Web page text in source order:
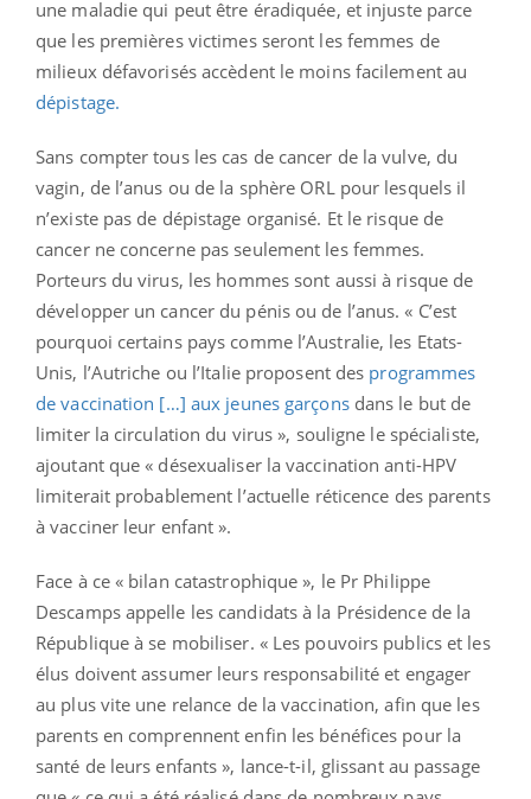
une maladie qui peut être éradiquée, et injuste parce
que les premières victimes seront les femmes de
milieux défavorisés accèdent le moins facilement au
dépistage.
Sans compter tous les cas de cancer de la vulve, du
vagin, de l’anus ou de la sphère ORL pour lesquels il
n’existe pas de dépistage organisé. Et le risque de
cancer ne concerne pas seulement les femmes.
Porteurs du virus, les hommes sont aussi à risque de
développer un cancer du pénis ou de l’anus. « C’est
pourquoi certains pays comme l’Australie, les Etats-
Unis, l’Autriche ou l’Italie proposent des programmes
de vaccination […] aux jeunes garçons dans le but de
limiter la circulation du virus », souligne le spécialiste,
ajoutant que « désexualiser la vaccination anti-HPV
limiterait probablement l’actuelle réticence des parents
à vacciner leur enfant ».
Face à ce « bilan catastrophique », le Pr Philippe
Descamps appelle les candidats à la Présidence de la
République à se mobiliser. « Les pouvoirs publics et les
élus doivent assumer leurs responsabilité et engager
au plus vite une relance de la vaccination, afin que les
parents en comprennent enfin les bénéfices pour la
santé de leurs enfants », lance-t-il, glissant au passage